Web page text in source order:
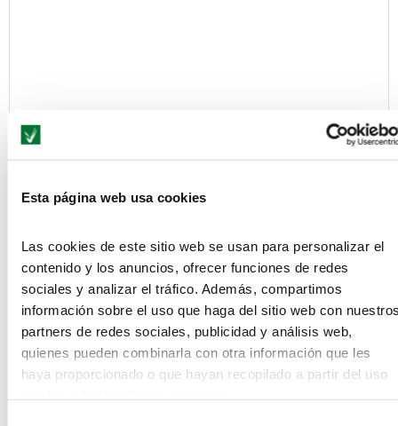
Esta página web usa cookies
Las cookies de este sitio web se usan para personalizar el
contenido y los anuncios, ofrecer funciones de redes
sociales y analizar el tráfico. Además, compartimos
información sobre el uso que haga del sitio web con
partners de redes sociales, publicidad y análisis web,
quienes pueden combinarla con otra información que les
haya proporcionado o que hayan recopilado a partir del uso
time I comment.
Reglamento General de Protección de Datos (Reglamento UE 2016/679)
y en la Ley Orgánica 3/2018, de 5 de diciembre, de Protección de Datos
Personales y garantía de los derechos digitales
De conformidad con lo establecido en el Reglamento General de
Protección de Datos, te informamos de:
Quien es el responsable del tratamiento:SEAS, Estudios Superiores
Abiertos S.A.U con NIF A-50973098, dirección en C/ Violeta Parra nº 9 –
50015 Zaragoza y teléfono 976.700.660.